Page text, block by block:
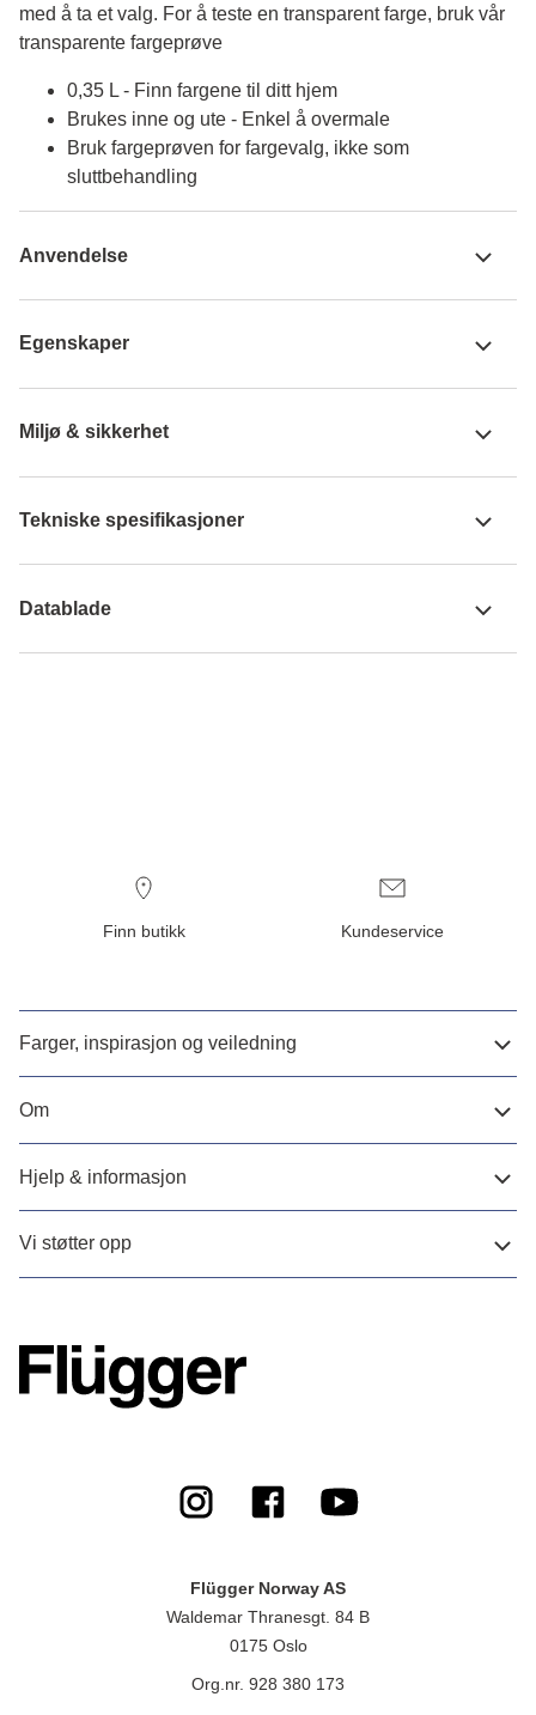
med å ta et valg. For å teste en transparent farge, bruk vår
transparente fargeprøve
0,35 L - Finn fargene til ditt hjem
Brukes inne og ute - Enkel å overmale
Bruk fargeprøven for fargevalg, ikke som
sluttbehandling
Anvendelse
Egenskaper
Miljø & sikkerhet
Tekniske spesifikasjoner
Datablade
Finn butikk Kundeservice
Farger, inspirasjon og veiledning
Om
Hjelp & informasjon
Vi støtter opp
Flügger Norway AS
Waldemar Thranesgt. 84 B
0175 Oslo
Org.nr. 928 380 173